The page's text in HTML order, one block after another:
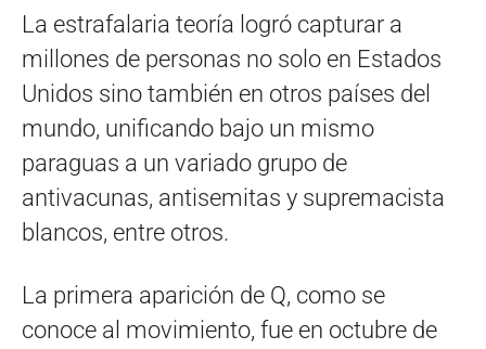
La estrafalaria teoría logró capturar a
millones de personas no solo en Estados
Unidos sino también en otros países del
mundo, unificando bajo un mismo
paraguas a un variado grupo de
antivacunas, antisemitas y supremacista
blancos, entre otros.
La primera aparición de Q, como se
conoce al movimiento, fue en octubre de